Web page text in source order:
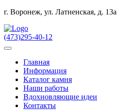
г. Воронеж, ул. Латненская, д. 13а
(473)295-40-12
Главная
Информация
Каталог камня
Наши работы
Вдохновляющие идеи
Контакты